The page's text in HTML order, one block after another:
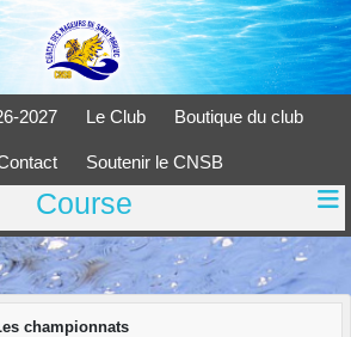
2027 Le Club Boutique du club
Soutenir le CNSB
Course
championnats
cookies